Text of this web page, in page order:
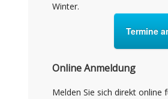
Winter.
Termine
Online Anmeldung
Melden Sie sich direkt online